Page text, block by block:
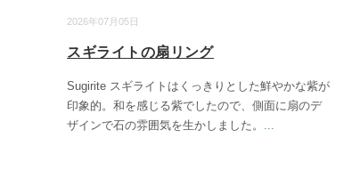
2026年07月05日
スギライトの扇リング
Sugirite スギライトはくっきりとした鮮やかな紫が
印象的。和を感じる紫でしたので、側面に扇のデ
ザインで石の雰囲気を生かしました。 ...